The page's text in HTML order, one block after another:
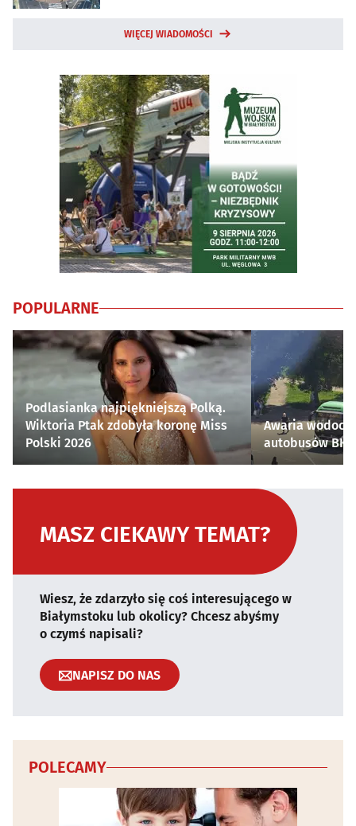
WIĘCEJ WIADOMOŚCI
POPULARNE
Podlasianka najpiękniejszą Polką.
Wiktoria Ptak zdobyła koronę Miss
Polski 2026
Awaria
autobusów
MASZ CIEKAWY TEMAT?
Wiesz, że zdarzyło się coś interesującego w
Białymstoku lub okolicy? Chcesz abyśmy
o czymś napisali?
NAPISZ DO NAS
POLECAMY